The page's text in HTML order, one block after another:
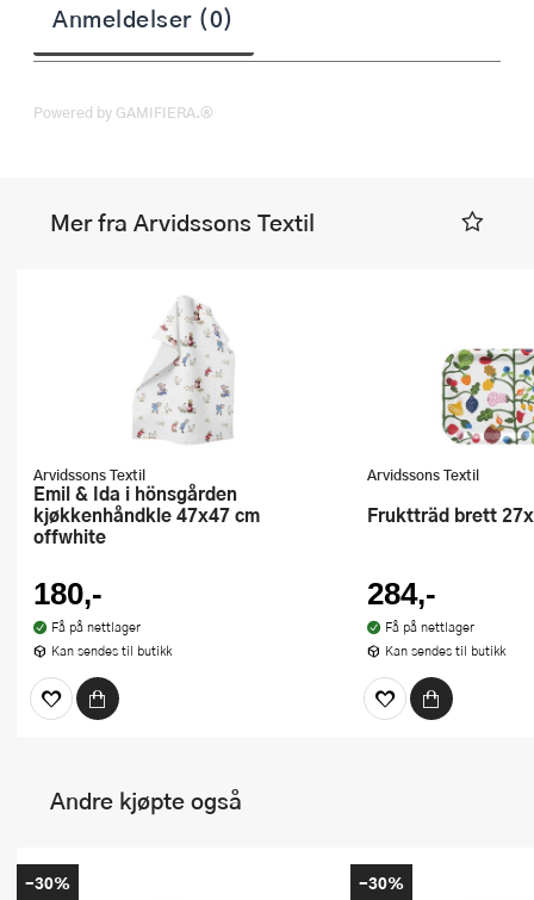
Anmeldelser (0)
Powered by GAMIFIERA.®
Mer fra Arvidssons Textil
Arvidssons Textil
Emil & Ida i hönsgården
kjøkkenhåndkle 47x47 cm
offwhite
180,-
Få på nettlager
Kan sendes til butikk
Arvidssons Textil
Fruktträd brett
284,-
Få på nettlager
Kan sendes til butikk
Andre kjøpte også
-30% -30%